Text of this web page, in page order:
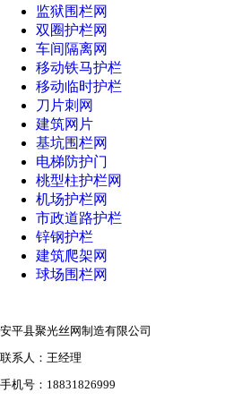
监狱围栏网
双圈护栏网
车间隔离网
移动铁马护栏
移动临时护栏
刀片刺网
建筑网片
基坑围栏网
电梯防护门
桃型柱护栏网
机场护栏网
市政道路护栏
锌钢护栏
建筑爬架网
球场围栏网
安平县聚光丝网制造有限公司
联系人：王经理
手机号：18831826999